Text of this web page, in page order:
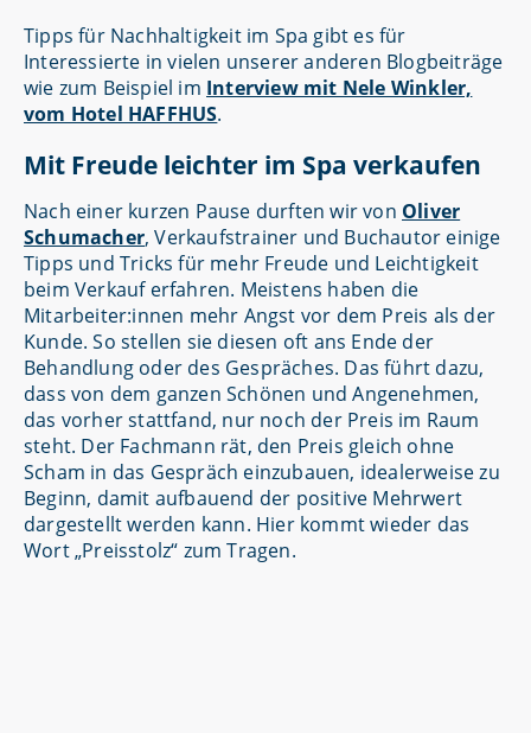
Tipps für Nachhaltigkeit im Spa gibt es für
Interessierte in vielen unserer anderen Blogbeiträge
wie zum Beispiel im Interview mit Nele Winkler,
vom Hotel HAFFHUS.
Mit Freude leichter im Spa verkaufen
Nach einer kurzen Pause durften wir von Oliver
Schumacher, Verkaufstrainer und Buchautor einige
Tipps und Tricks für mehr Freude und Leichtigkeit
beim Verkauf erfahren. Meistens haben die
Mitarbeiter:innen mehr Angst vor dem Preis als der
Kunde. So stellen sie diesen oft ans Ende der
Behandlung oder des Gespräches. Das führt dazu,
dass von dem ganzen Schönen und Angenehmen,
das vorher stattfand, nur noch der Preis im Raum
steht. Der Fachmann rät, den Preis gleich ohne
Scham in das Gespräch einzubauen, idealerweise zu
Beginn, damit aufbauend der positive Mehrwert
dargestellt werden kann. Hier kommt wieder das
Wort „Preisstolz“ zum Tragen.